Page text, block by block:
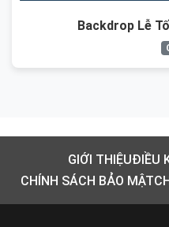
Backdrop Lễ
GIỚI THIỆUĐIỀU
CHÍNH SÁCH BẢO MẬT